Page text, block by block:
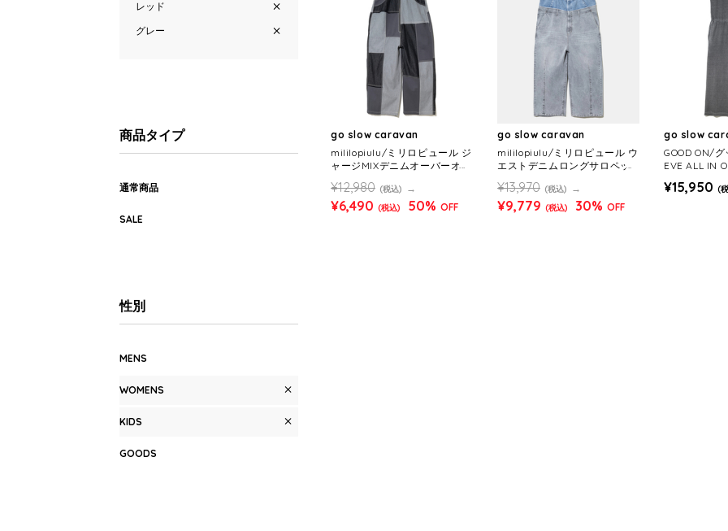
go slow caravan
mililopiulu/ミリロピュール ジ
ャージMIXデニムオーバーオー
¥12,980 (税込)
¥6,490 (税込) 50% OFF
go slow caravan
mililopiulu/ミリロピュール ウ
エストデニムロングサロペッ
¥13,970 (税込)
¥9,779 (税込) 30% OFF
go slow
GOOD ON/グ
EVE ALL IN
¥15,950 (
レッド
グレー
商品タイプ
通常商品
SALE
性別
MENS
WOMENS
KIDS
GOODS